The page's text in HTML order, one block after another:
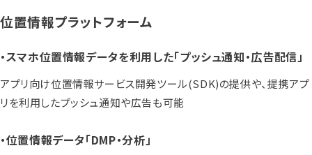
位置情報プラットフォーム
・スマホ位置情報データを利用した「プッシュ通知・広告配信」
アプリ向け位置情報サービス開発ツール(SDK)の提供や、提携アプ
リを利用したプッシュ通知や広告も可能
・位置情報データ「DMP・分析」